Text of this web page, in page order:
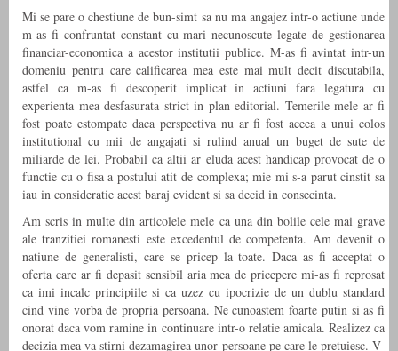
Mi se pare o chestiune de bun-simt sa nu ma angajez intr-o actiune unde
m-as fi confruntat constant cu mari necunoscute legate de gestionarea
financiar-economica a acestor institutii publice. M-as fi avintat intr-un
domeniu pentru care calificarea mea este mai mult decit discutabila,
astfel ca m-as fi descoperit implicat in actiuni fara legatura cu
experienta mea desfasurata strict in plan editorial. Temerile mele ar fi
fost poate estompate daca perspectiva nu ar fi fost aceea a unui colos
institutional cu mii de angajati si rulind anual un buget de sute de
miliarde de lei. Probabil ca altii ar eluda acest handicap provocat de o
functie cu o fisa a postului atit de complexa; mie mi s-a parut cinstit sa
iau in consideratie acest baraj evident si sa decid in consecinta.
Am scris in multe din articolele mele ca una din bolile cele mai grave
ale tranzitiei romanesti este excedentul de competenta. Am devenit o
natiune de generalisti, care se pricep la toate. Daca as fi acceptat o
oferta care ar fi depasit sensibil aria mea de pricepere mi-as fi reprosat
ca imi incalc principiile si ca uzez cu ipocrizie de un dublu standard
cind vine vorba de propria persoana. Ne cunoastem foarte putin si as fi
o­norat daca vom ramine in continuare intr-o relatie amicala. Realizez ca
decizia mea va stirni dezamagirea unor persoane pe care le pretuiesc. V-